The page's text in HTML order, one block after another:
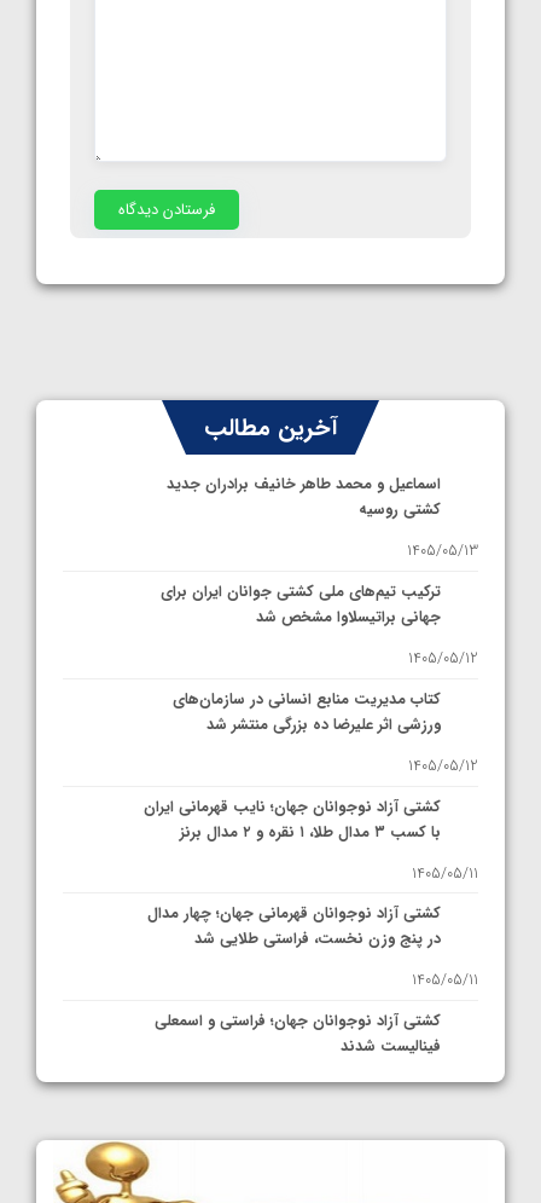
آخرین مطالب
اسماعیل و محمد طاهر خانیف برادران جدید
کشتی روسیه
1405/05/13
ترکیب تیم‌های ملی کشتی جوانان ایران برای
جهانی براتیسلاوا مشخص شد
1405/05/12
کتاب مدیریت منابع انسانی در سازمان‌های
ورزشی اثر علیرضا ده بزرگی منتشر شد
1405/05/12
کشتی آزاد نوجوانان جهان؛ نایب قهرمانی ایران
با کسب ۳ مدال طلا، ۱ نقره و ۲ مدال برنز
1405/05/11
کشتی آزاد نوجوانان قهرمانی جهان؛ چهار مدال
در پنج وزن نخست، فراستی طلایی شد
1405/05/11
کشتی آزاد نوجوانان جهان؛ فراستی و اسمعلی
فینالیست شدند
1405/05/09